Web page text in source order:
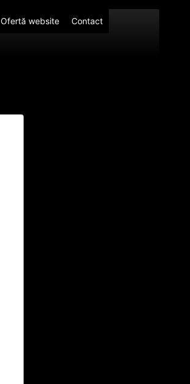
Ofertă website Contact